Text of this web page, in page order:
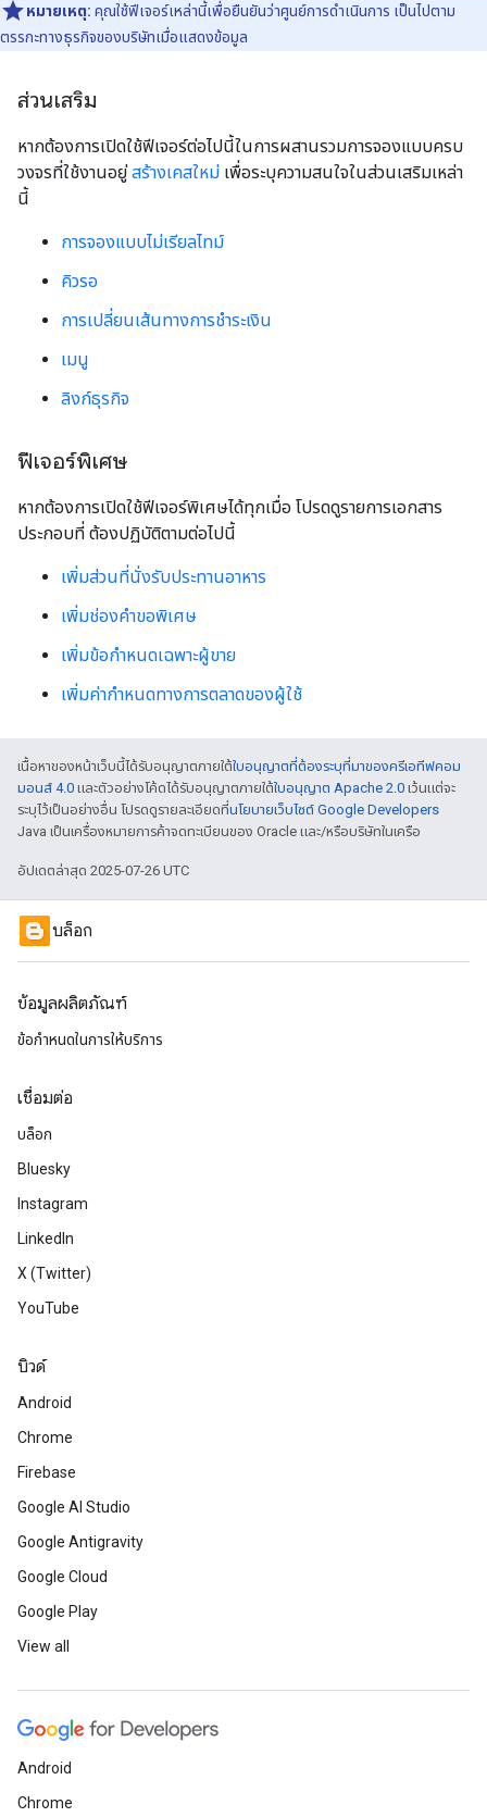
หมายเหตุ: คุณใช้ฟีเจอร์เหล่านี้เพื่อยืนยันว่าศูนย์การดำเนินการ เป็นไปตาม
ตรรกะทางธุรกิจของบริษัทเมื่อแสดงข้อมูล
ส่วนเสริม
หากต้องการเปิดใช้ฟีเจอร์ต่อไปนี้ในการผสานรวมการจองแบบครบ
วงจรที่ใช้งานอยู่สร้างเคสใหม่ เพื่อระบุความสนใจในส่วนเสริมเหล่า
นี้
การจองแบบไม่เรียลไทม์
คิวรอ
การเปลี่ยนเส้นทางการชำระเงิน
เมนู
ลิงก์ธุรกิจ
ฟีเจอร์พิเศษ
หากต้องการเปิดใช้ฟีเจอร์พิเศษได้ทุกเมื่อ โปรดดูรายการเอกสาร
ประกอบที่ ต้องปฏิบัติตามต่อไปนี้
เพิ่มส่วนที่นั่งรับประทานอาหาร
เพิ่มช่องคำขอพิเศษ
เพิ่มข้อกำหนดเฉพาะผู้ขาย
เพิ่มค่ากําหนดทางการตลาดของผู้ใช้
เนื้อหาของหน้าเว็บนี้ได้รับอนุญาตภายใต้ใบอนุญาตที่ต้องระบุที่มาของครีเอทีฟคอม
มอนส์ 4.0 และตัวอย่างโค้ดได้รับอนุญาตภายใต้ใบอนุญาต Apache 2.0 เว้นแต่จะ
ระบุไว้เป็นอย่างอื่น โปรดดูรายละเอียดที่นโยบายเว็บไซต์ Google Developers
Java เป็นเครื่องหมายการค้าจดทะเบียนของ Oracle และ/หรือบริษัทในเครือ
อัปเดตล่าสุด 2025-07-26 UTC
บล็อก
ข้อมูลผลิตภัณฑ์
ข้อกำหนดในการให้บริการ
เชื่อมต่อ
บล็อก
Bluesky
Instagram
LinkedIn
X (Twitter)
YouTube
บิวด์
Android
Chrome
Firebase
Google AI Studio
Google Antigravity
Google Cloud
Google Play
View all
Android
Chrome